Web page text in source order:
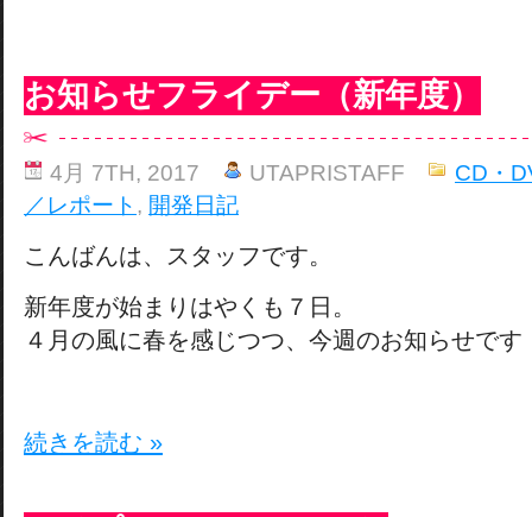
お知らせフライデー（新年度）
4月 7TH, 2017 UTAPRISTAFF
CD・
／レポート , 開発日記
こんばんは、スタッフです。
新年度が始まりはやくも７日。
４月の風に春を感じつつ、今週のお知らせです
続きを読む »